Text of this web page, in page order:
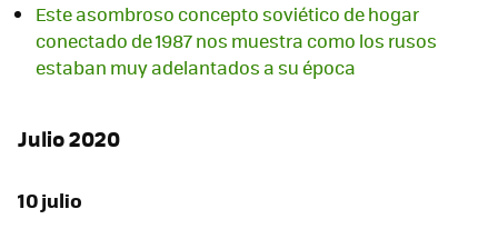
Este asombroso concepto soviético de hogar
conectado de 1987 nos muestra como los rusos
estaban muy adelantados a su época
Julio 2020
10 julio